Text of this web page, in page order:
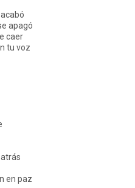
apagó
caer
tu voz
en paz